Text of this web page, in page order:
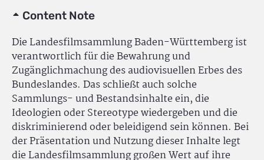
Content Note
Die Landesfilmsammlung Baden-Württemberg ist
verantwortlich für die Bewahrung und
Zugänglichmachung des audiovisuellen Erbes des
Bundeslandes. Das schließt auch solche
Sammlungs- und Bestandsinhalte ein, die
Ideologien oder Stereotype wiedergeben und die
diskriminierend oder beleidigend sein können. Bei
der Präsentation und Nutzung dieser Inhalte legt
die Landesfilmsammlung großen Wert auf ihre